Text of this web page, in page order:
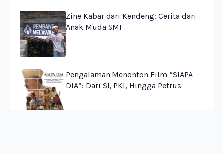
Zine Kabar dari Kendeng: Cerita dari
Anak Muda SMI
Pengalaman Menonton Film “SIAPA
DIA”: Dari SI, PKI, Hingga Petrus